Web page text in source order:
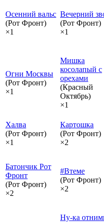
Осенний вальс
(Рот Фронт)
×1
Вечерний
(Рот Фронт)
×1
Огни Москвы
(Рот Фронт)
×1
Мишка
косолапый с
орехами
(Красный
Октябрь)
×1
Халва
(Рот Фронт)
×1
Картошка
(Рот Фронт)
×2
Батончик Рот
Фронт
(Рот Фронт)
×2
#Втеме
(Рот Фронт)
×2
Ну-ка